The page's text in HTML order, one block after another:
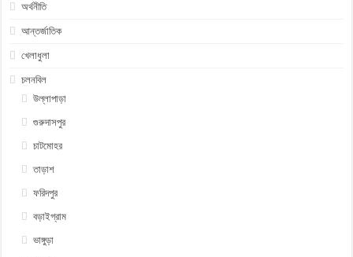
অর্থনীতি
আন্তর্জাতিক
খেলাধুলা
চলনবিল
উল্লাপাড়া
গুরুদাসপুর
চাটমোহর
তাড়াশ
ফরিদপুর
বড়াইগ্রাম
ভাঙ্গুড়া